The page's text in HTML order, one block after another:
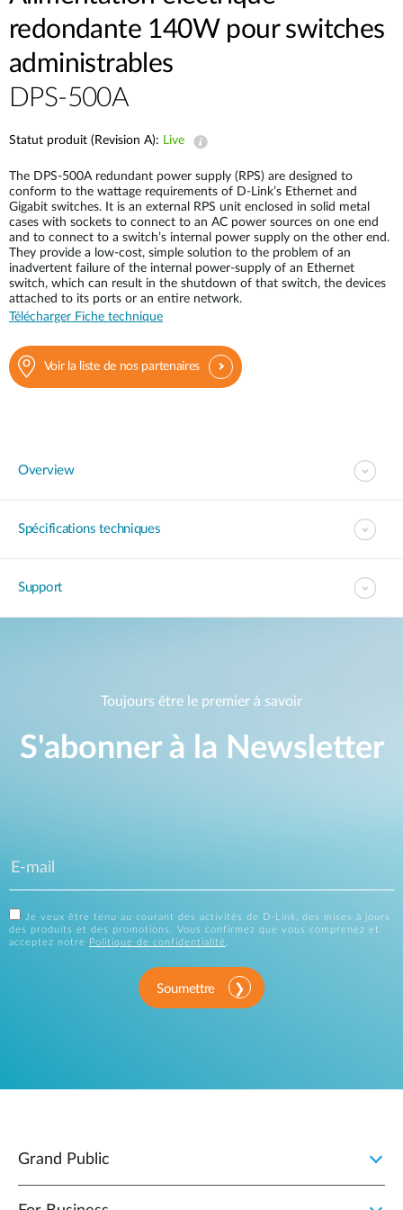
redondante 140W pour switches
administrables
DPS-500A
Statut produit (Revision A): Live
The DPS-500A redundant power supply (RPS) are designed to
conform to the wattage requirements of D-Link’s Ethernet and
Gigabit switches. It is an external RPS unit enclosed in solid metal
cases with sockets to connect to an AC power sources on one end
and to connect to a switch’s internal power supply on the other end.
They provide a low-cost, simple solution to the problem of an
inadvertent failure of the internal power-supply of an Ethernet
switch, which can result in the shutdown of that switch, the devices
attached to its ports or an entire network.
Télécharger Fiche technique
Voir la liste de nos partenaires
Overview
Spécifications techniques
Support
Toujours être le premier à savoir
S'abonner à la Newsletter
Je veux être tenu au courant des activités de D-Link, des mises à jours
des produits et des promotions. Vous confirmez que vous comprenez et
acceptez notre
Politique de confidentialité.
Soumettre
Grand Public